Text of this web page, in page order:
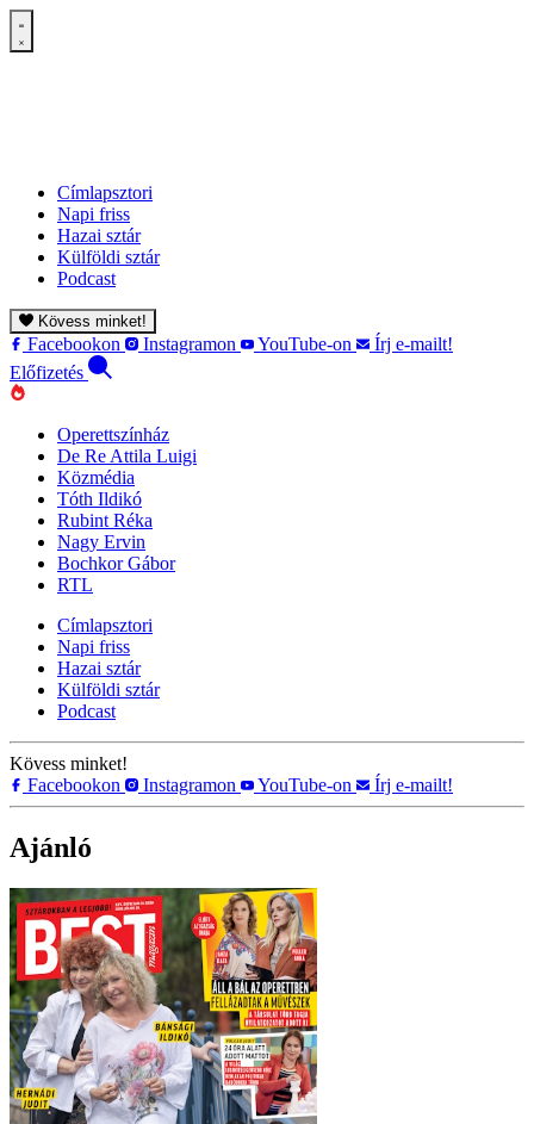
Címlapsztori
Napi friss
Hazai sztár
Külföldi sztár
Podcast
Kövess minket!
Facebookon Instagramon YouTube-on
Írj e-mailt!
Előfizetés
Operettszínház
De Re Attila Luigi
Közmédia
Tóth Ildikó
Rubint Réka
Nagy Ervin
Bochkor Gábor
RTL
Címlapsztori
Napi friss
Hazai sztár
Külföldi sztár
Podcast
Kövess minket!
Facebookon
Instagramon YouTube-on Írj e-mailt!
Ajánló